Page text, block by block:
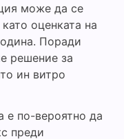
може да се
оценката на
Поради
решение за
ин витро
е по-вероятно да
преди